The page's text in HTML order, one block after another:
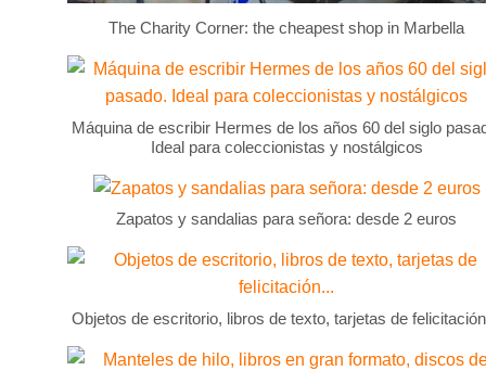
The Charity Corner: the cheapest shop in Marbella
Máquina de escribir Hermes de los años 60 del siglo
Ideal para coleccionistas y nostálgicos
Zapatos y sandalias para señora: desde 2 euros
Objetos de escritorio, libros de texto, tarjetas de